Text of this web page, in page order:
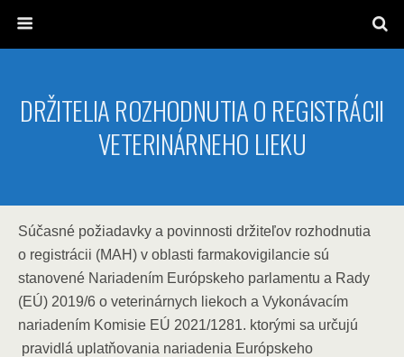
DRŽITELIA ROZHODNUTIA O REGISTRÁCII
VETERINÁRNEHO LIEKU
Súčasné požiadavky a povinnosti držiteľov rozhodnutia
o registrácii (MAH) v oblasti farmakovigilancie sú
stanovené Nariadením Európskeho parlamentu a Rady
(EÚ) 2019/6 o veterinárnych liekoch a Vykonávacím
nariadením Komisie EÚ 2021/1281. ktorými sa určujú
pravidlá uplatňovania nariadenia Európskeho